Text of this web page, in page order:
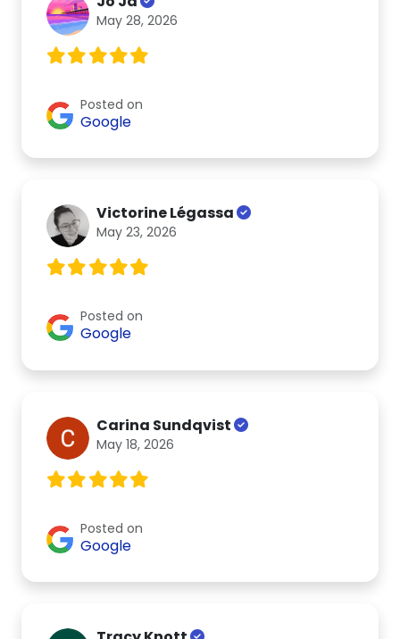
May 28, 2026
Posted on
Google
Victorine Légassa
May 23, 2026
Posted on
Google
Carina Sundqvist
May 18, 2026
Posted on
Google